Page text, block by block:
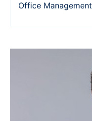
Office Management